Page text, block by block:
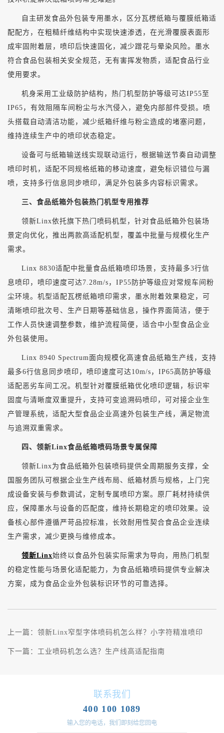
自主研发食品外包装专用墨水，区分瓦楞纸箱与覆膜纸箱适
配配方，在粗糙纤维结构中实现快速渗透，在光滑覆膜表面形
成牢固附着层，喷印后快速固化，减少蹭花与晕染风险。墨水
符合食品包装相关安全规范，无有害挥发物质，适配食品行业
使用要求。
机身采用工业级防护结构，热门机型防护等级可达IP55至
IP65，有效阻隔车间粉尘与水汽侵入，避免内部部件受损。喷
头搭载自动清洁功能，减少纸箱纤维与粉尘造成的堵塞问题，
维持连续生产中的喷印状态稳定。
设备可与纸箱输送线实现联动运行，根据输送节奏自动调整
喷印时机，适配不同规格纸箱的移动速度，避免标识错位与漏
喷，支持多行信息同步喷印，满足外包装多内容标识需求。
三、食品纸箱外包装热门机型专用推荐
领新Linx依托旗下热门喷码机型，针对食品纸箱外包装场
景定向优化，推出两款高适配机型，覆盖中批量与规模化生产
需求。
Linx 8830适配中批量食品纸箱喷印场景，支持最多3行信
息喷印，喷印速度可达7.28m/s，IP55防护等级应对常规车间粉
尘环境。机型适配瓦楞纸箱喷印需求，墨水附着效果稳定，可
清晰喷印批次号、生产日期等基础信息，操作界面简洁，便于
工作人员快速调整参数，维护流程简便，适合中小型食品企业
外包装使用。
Linx 8940 Spectrum面向规模化高速食品纸箱生产线，支持
最多6行信息同步喷印，喷印速度可达10m/s，IP65高防护等级
适配恶劣车间工况。机型针对覆膜纸箱优化喷印逻辑，标识牢
固度与清晰度双重提升，支持可变追溯码喷印，可对接企业生
产管理系统，适配大型食品企业高速外包装生产线，满足物流
与追溯双重需求。
四、领新Linx食品纸箱喷码场景专属保障
领新Linx为食品纸箱外包装喷码提供全周期服务支撑，全
国服务团队可根据企业生产线布局、纸箱材质与规格，上门完
成设备安装与参数调试，定制专属喷印方案。原厂耗材持续供
应，保障墨水与设备的匹配度，维持长期稳定的喷印效果。设
备核心部件遵循严苛品控标准，长效耐用性契合食品企业连续
生产需求，减少更换与维修成本。
领新Linx始终以食品外包装实际需求为导向，用热门机型
的稳定性能与场景化适配能力，为食品纸箱喷码提供专业解决
方案，成为食品企业外包装标识环节的可靠选择。
上一篇： 领新Linx窄型字体喷码机怎么样？小字符精准喷印
下一篇： 工业喷码机怎么选？生产线高适配指南
联系我们
400 100 1089
输入您的电话，我们即刻给您回电